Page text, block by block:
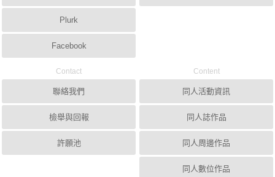
Plurk
Facebook
Contact
聯絡我們
檢舉與回報
許願池
Content
同人活動資訊
同人誌作品
同人周邊作品
同人數位作品